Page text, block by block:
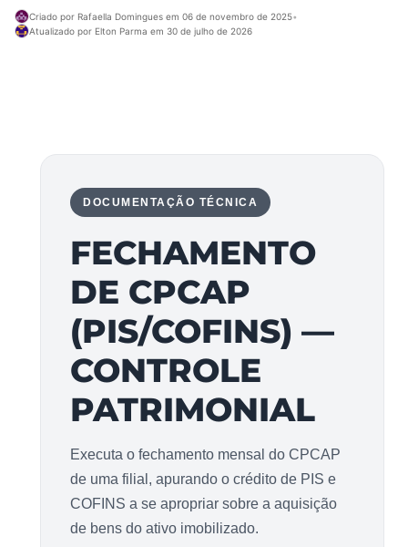
Criado por Rafaella Domingues em 06 de novembro de 2025•
Atualizado por Elton Parma em 30 de julho de 2026
DOCUMENTAÇÃO TÉCNICA
FECHAMENTO
DE CPCAP
(PIS/COFINS) —
CONTROLE
PATRIMONIAL
Executa o fechamento mensal do CPCAP
de uma filial, apurando o crédito de PIS e
COFINS a se apropriar sobre a aquisição
de bens do ativo imobilizado.